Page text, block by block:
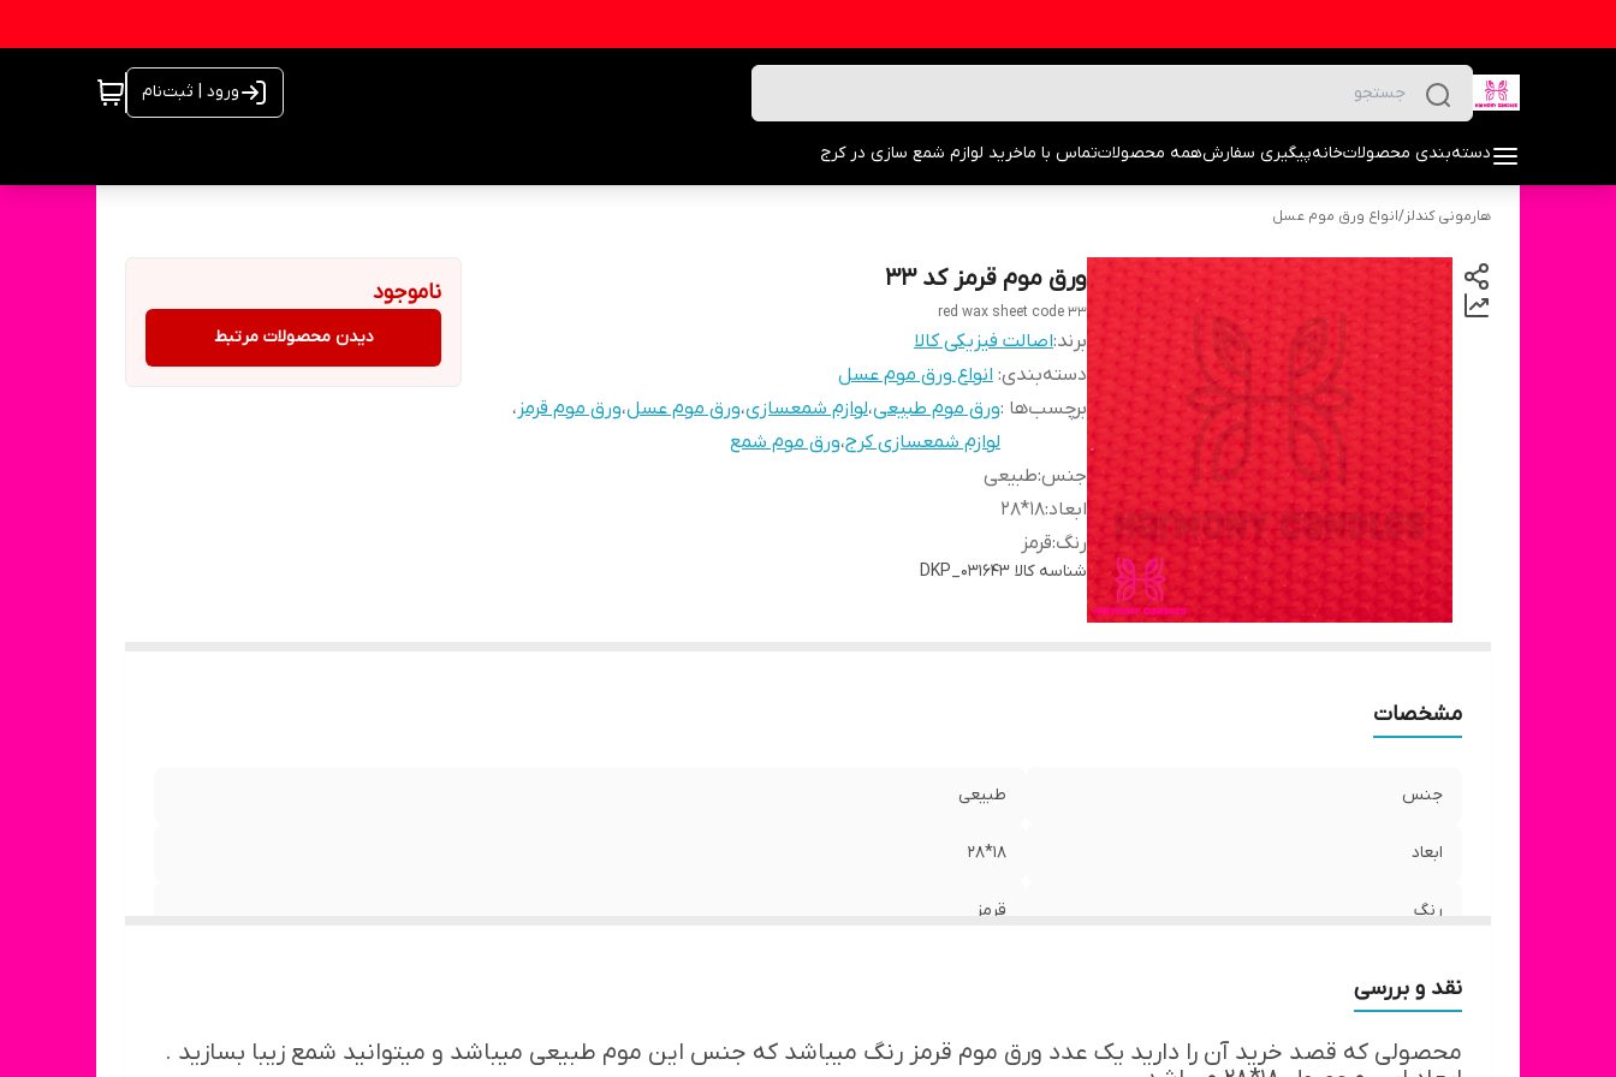
ورود | ثبت‌نام
دسته‌بندی محصولاتخانهپیگیری سفارشهمه محصولاتتماس با ماخرید لوازم شمع سازی در کرج
هارمونی کندلز/انواع ورق موم عسل
ورق موم قرمز کد ۳۳
red wax sheet code 33
برند:اصالت فیزیکی کالا
دسته‌بندی: انواع ورق موم عسل
برچسب‌ها :ورق موم طبیعی،لوازم شمعسازی،ورق موم عسل،ورق موم قرمز ،
لوازم شمعسازی کرج،ورق موم شمع
جنس:طبیعی
ابعاد:۱۸*۲۸
رنگ:قرمز
شناسه کالا DKP_031643
ناموجود
دیدن محصولات مرتبط
مشخصات
جنس طبیعی
ابعاد ۱۸*۲۸
رنگ قرمز
نقد و بررسی
محصولی که قصد خرید آن را دارید یک عدد ورق موم قرمز رنگ میباشد که جنس این موم طبیعی میباشد و میتوانید شمع زیبا بسازید .